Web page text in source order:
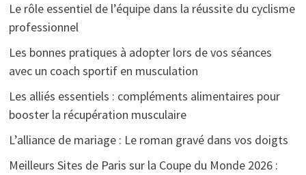
Le rôle essentiel de l’équipe dans la réussite du cyclisme
professionnel
Les bonnes pratiques à adopter lors de vos séances
avec un coach sportif en musculation
Les alliés essentiels : compléments alimentaires pour
booster la récupération musculaire
L’alliance de mariage : Le roman gravé dans vos doigts
Meilleurs Sites de Paris sur la Coupe du Monde 2026 :